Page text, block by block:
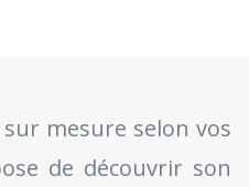
mesure selon vos
de découvrir son